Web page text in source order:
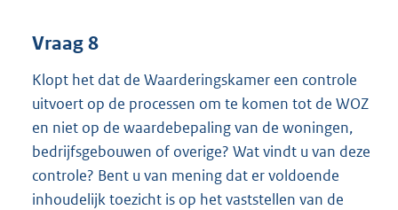
Vraag 8
Klopt het dat de Waarderingskamer een controle
uitvoert op de processen om te komen tot de WOZ
en niet op de waardebepaling van de woningen,
bedrijfsgebouwen of overige? Wat vindt u van deze
controle? Bent u van mening dat er voldoende
inhoudelijk toezicht is op het vaststellen van de